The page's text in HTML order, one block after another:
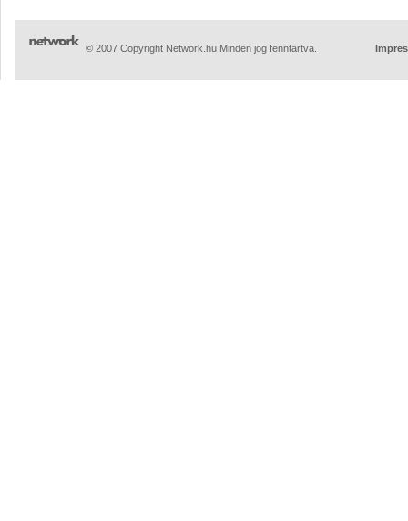
© 2007 Copyright Network.hu Minden jog fenntartva.